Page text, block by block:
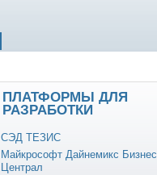
ПЛАТФОРМЫ ДЛЯ
РАЗРАБОТКИ
СЭД ТЕЗИС
Майкрософт Дайнемикс Бизнес
Централ